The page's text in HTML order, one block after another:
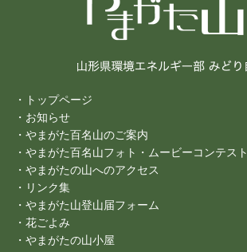
・トップページ
・お知らせ
・やまがた百名山のご案内
・やまがた百名山フォト・ムービーコンテスト
・やまがたの山へのアクセス
・リンク集
・やまがた山登山届フォーム
・花ごよみ
・やまがたの山小屋